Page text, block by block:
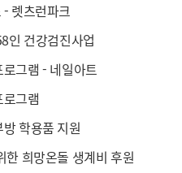
렛츠런파크
인 건강검진사업
그램 - 네일아트
그램
학용품 지원
희망온돌 생계비 후원